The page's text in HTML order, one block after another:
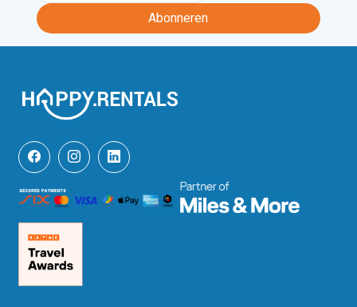
Abonneren